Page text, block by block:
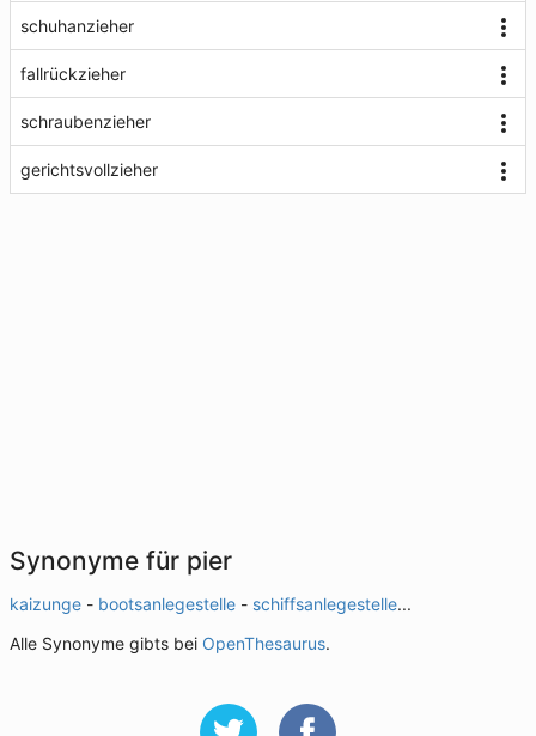
schuhanzieher
fallrückzieher
schraubenzieher
gerichtsvollzieher
Synonyme für pier
kaizunge - bootsanlegestelle - schiffsanlegestelle...
Alle Synonyme gibts bei OpenThesaurus.